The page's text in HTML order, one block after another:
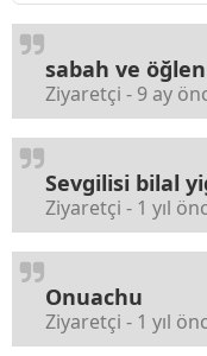
Ziyaretçi - 9 ay
sabah ve
Ziyaretçi - 1 yıl
Sevgilisi bilal
Ziyaretçi - 1 yıl
Onuachu